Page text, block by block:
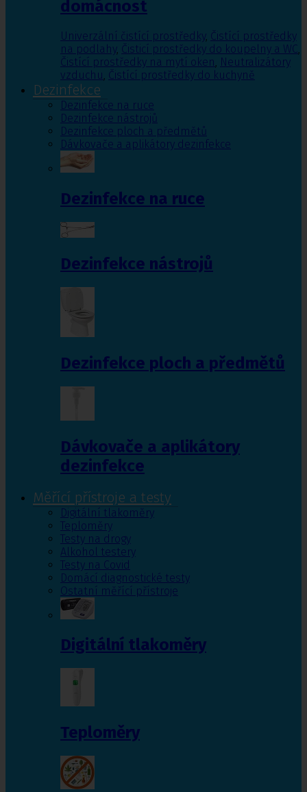
domácnost
Univerzální čistící prostředky, Čistící prostředky
na podlahy, Čisticí prostředky do koupelny a WC,
Čistící prostředky na mytí oken, Neutralizátory
vzduchu, Čistící prostředky do kuchyně
Dezinfekce
Dezinfekce na ruce
Dezinfekce nástrojů
Dezinfekce ploch a předmětů
Dávkovače a aplikátory dezinfekce
Dezinfekce na ruce
Dezinfekce nástrojů
Dezinfekce ploch a předmětů
Dávkovače a aplikátory
dezinfekce
Měřící přístroje a testy
Digitální tlakoměry
Teploměry
Testy na drogy
Alkohol testery
Testy na Covid
Domácí diagnostické testy
Ostatní měřící přístroje
Digitální tlakoměry
Teploměry